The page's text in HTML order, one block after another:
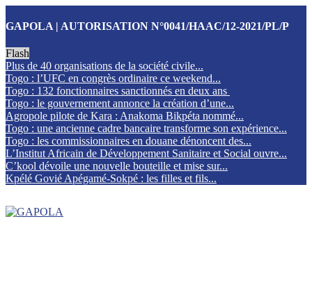
GAPOLA | AUTORISATION N°0041/HAAC/12-2021/PL/P
Flash
Plus de 40 organisations de la société civile...
Togo : l’UFC en congrès ordinaire ce weekend...
Togo : 132 fonctionnaires sanctionnés en deux ans
Togo : le gouvernement annonce la création d’une...
Agropole pilote de Kara : Anakoma Bikpéta nommé...
Togo : une ancienne cadre bancaire transforme son expérience...
Togo : les commissionnaires en douane dénoncent des...
L’Institut Africain de Développement Sanitaire et Social ouvre...
C’kool dévoile une nouvelle bouteille et mise sur...
Kpélé Govié Apégamé-Sokpé : les filles et fils...